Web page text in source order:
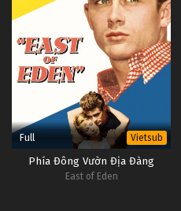
Full Vietsub
Phía Đông Vườn Địa Đàng
East of Eden